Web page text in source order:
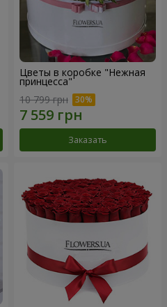
Цветы в коробке "Нежная
принцесса"
10 799 грн
Заказать